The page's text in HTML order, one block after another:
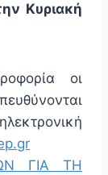
Κυριακή
οι
ΓΙΑ ΤΗ